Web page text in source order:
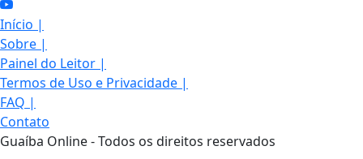
Início |
Sobre |
Painel do Leitor |
Termos de Uso e Privacidade |
FAQ |
Contato
Guaíba Online - Todos os direitos reservados